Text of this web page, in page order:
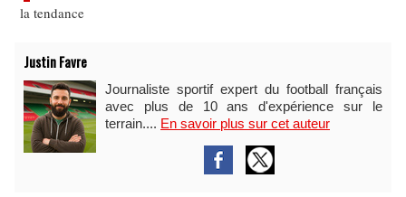
la tendance
Justin Favre
Journaliste sportif expert du football français
avec plus de 10 ans d'expérience sur le
terrain.... En savoir plus sur cet auteur